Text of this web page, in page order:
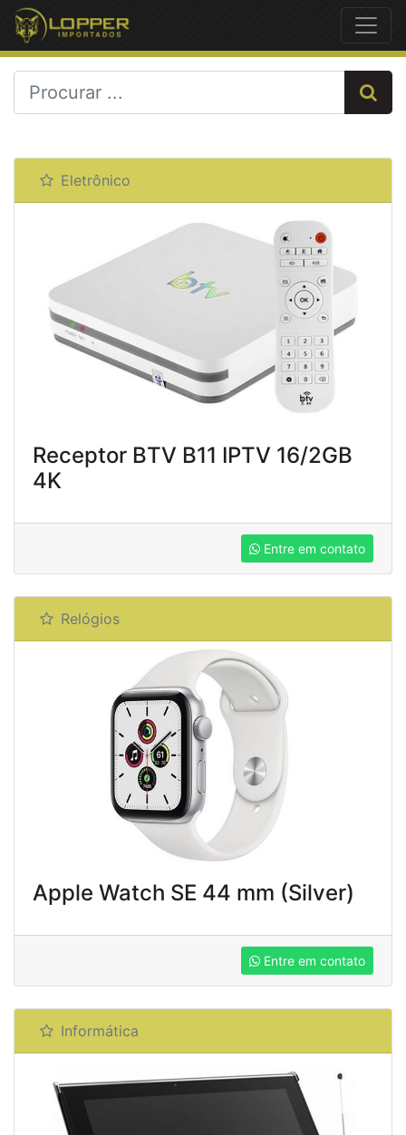
Eletrônico
Receptor BTV B11 IPTV 16/2GB
4K
Entre em contato
Relógios
Apple Watch SE 44 mm (Silver)
Entre em contato
Informática